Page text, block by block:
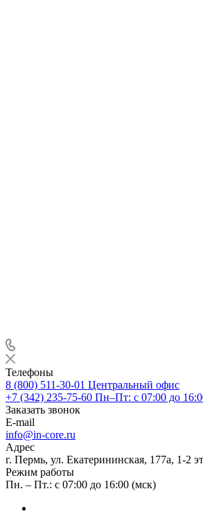
Телефоны
8 (800) 511-30-01 Центральный офис
+7 (342) 235-75-60 Пн–Пт: с 07:00 до
Заказать звонок
E-mail
info@in-core.ru
Адрес
г. Пермь, ул. ​Екатерининская, 177а, ​1-2
Режим работы
Пн. – Пт.: с 07:00 до 16:00 (мск)